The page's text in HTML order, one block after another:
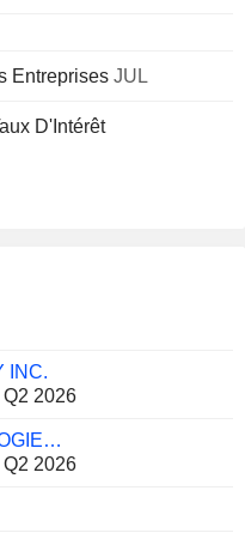
Entreprises JUL
D'Intérêt
INC.
2026
CAMBRICON TECHNOLOGIES CORPORATION LIMITED
2026